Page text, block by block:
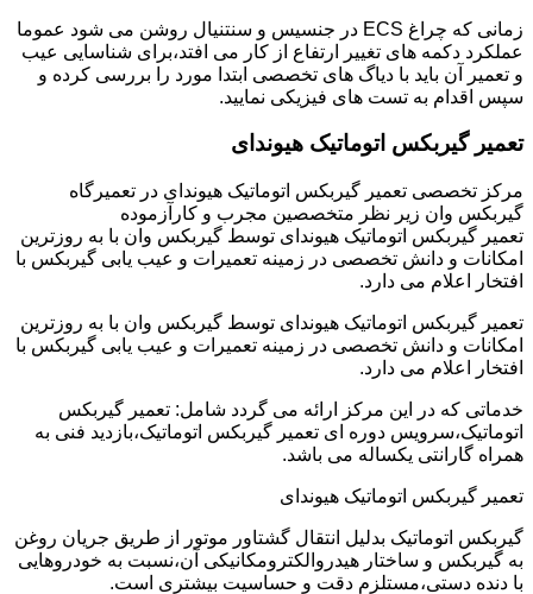
زمانی که چراغ ECS در جنسیس و سنتنیال روشن می شود عموما
عملکرد دکمه های تغییر ارتفاع از کار می افتد،برای شناسایی عیب
و تعمیر آن باید با دیاگ های تخصصی ابتدا مورد را بررسی کرده و
سپس اقدام به تست های فیزیکی نمایید.
تعمیر گیربکس اتوماتیک هیوندای
مرکز تخصصی تعمیر گیربکس اتوماتیک هیوندای در تعمیرگاه
گیربکس وان زیر نظر متخصصین مجرب و کارآزموده
تعمیر گیربکس اتوماتیک هیوندای توسط گیربکس وان با به روزترین
امکانات و دانش تخصصی در زمینه تعمیرات و عیب یابی گیربکس با
افتخار اعلام می دارد.
تعمیر گیربکس اتوماتیک هیوندای توسط گیربکس وان با به روزترین
امکانات و دانش تخصصی در زمینه تعمیرات و عیب یابی گیربکس با
افتخار اعلام می دارد.
خدماتی که در این مرکز ارائه می گردد شامل: تعمیر گیربکس
اتوماتیک،سرویس دوره ای تعمیر گیربکس اتوماتیک،بازدید فنی به
همراه گارانتی یکساله می باشد.
تعمیر گیربکس اتوماتیک هیوندای
گیربکس اتوماتیک بدلیل انتقال گشتاور موتور از طریق جریان روغن
به گیربکس و ساختار هیدروالکترومکانیکی آن،نسبت به خودروهایی
با دنده دستی،مستلزم دقت و حساسیت بیشتری است.